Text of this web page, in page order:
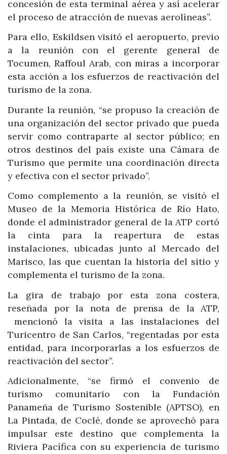
concesión de esta terminal aérea y así acelerar
el proceso de atracción de nuevas aerolíneas”.
Para ello, Eskildsen visitó el aeropuerto, previo
a la reunión con el gerente general de
Tocumen, Raffoul Arab, con miras a incorporar
esta acción a los esfuerzos de reactivación del
turismo de la zona.
Durante la reunión, “se propuso la creación de
una organización del sector privado que pueda
servir como contraparte al sector público; en
otros destinos del país existe una Cámara de
Turismo que permite una coordinación directa
y efectiva con el sector privado”.
Como complemento a la reunión, se visitó el
Museo de la Memoria Histórica de Río Hato,
donde el administrador general de la ATP cortó
la cinta para la reapertura de estas
instalaciones, ubicadas junto al Mercado del
Marisco, las que cuentan la historia del sitio y
complementa el turismo de la zona.
La gira de trabajo por esta zona costera,
reseñada por la nota de prensa de la ATP,
mencionó la visita a las instalaciones del
Turicentro de San Carlos, “regentadas por esta
entidad, para incorporarlas a los esfuerzos de
reactivación del sector”.
Adicionalmente, “se firmó el convenio de
turismo comunitario con la Fundación
Panameña de Turismo Sostenible (APTSO), en
La Pintada, de Coclé, donde se aprovechó para
impulsar este destino que complementa la
Riviera Pacífica con su experiencia de turismo